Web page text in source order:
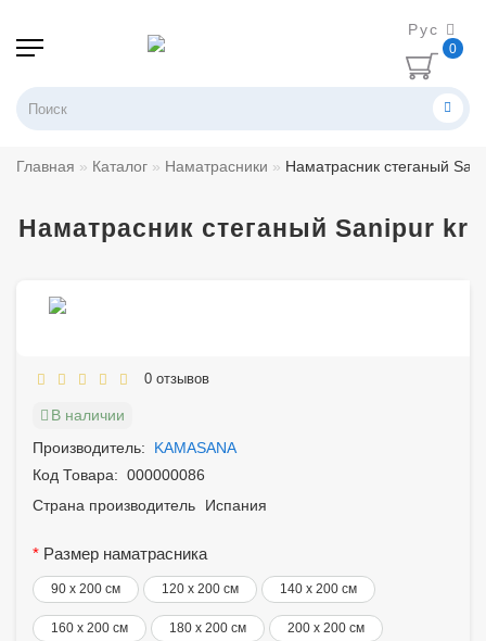
Рус
0
Главная Каталог Наматрасники Наматрасник стеганый
Наматрасник стеганый Sanipur kr
0 отзывов
В наличии
Производитель:
KAMASANA
Код Товара: 000000086
Страна производитель
Испания
Размер наматрасника
90 x 200 см 120 x 200 см 140 x 200 см
160 x 200 см 180 x 200 см 200 x 200 см